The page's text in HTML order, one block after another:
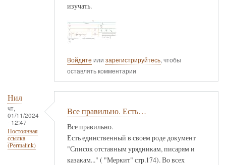
изучать.
Войдите или зарегистрируйтесь, чтобы
оставлять комментарии
Нил
чт,
01/11/2024
- 12:47
Постоянная
ссылка
(Permalink)
Все правильно. Есть…
Все правильно.
Есть единственный в своем роде документ
"Список отставным урядникам, писарям и
казакам..." ( "Меркит" стр.174). Во всех